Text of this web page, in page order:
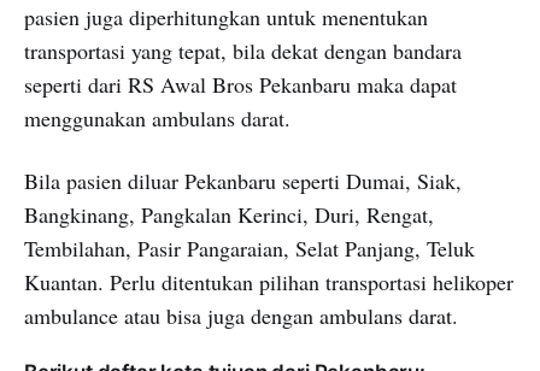
pasien juga diperhitungkan untuk menentukan
transportasi yang tepat, bila dekat dengan bandara
seperti dari RS Awal Bros Pekanbaru maka dapat
menggunakan ambulans darat.
Bila pasien diluar Pekanbaru seperti Dumai, Siak,
Bangkinang, Pangkalan Kerinci, Duri, Rengat,
Tembilahan, Pasir Pangaraian, Selat Panjang, Teluk
Kuantan. Perlu ditentukan pilihan transportasi helikoper
ambulance atau bisa juga dengan ambulans darat.